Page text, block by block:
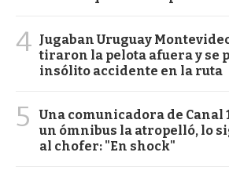
4 Jugaban Uruguay
tiraron la pelota afuera y se
insólito accidente en la ruta
5
Una comunicadora de Canal
un ómnibus la atropelló, lo
al chofer: "En shock"